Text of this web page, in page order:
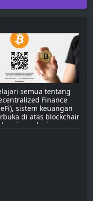
semua tentang
Finance
sistem keuangan
di atas blockchain.
cara kerjanya